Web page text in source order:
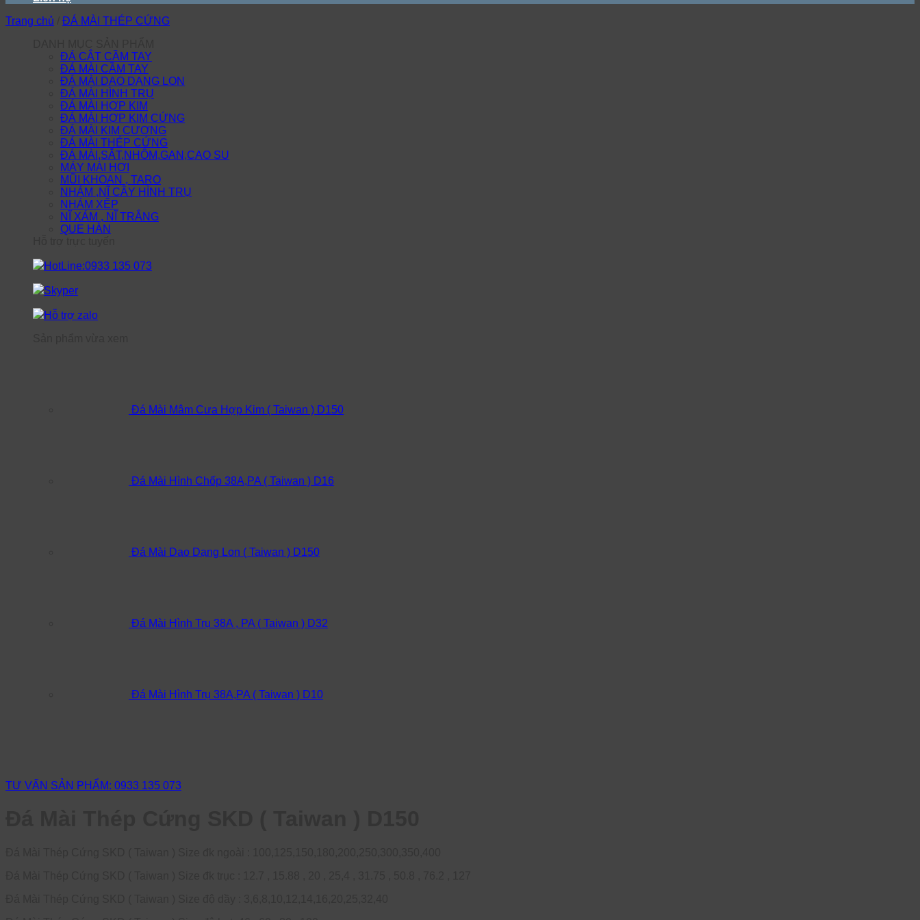
Trang chủ
ĐÁ MÀI THÉP CỨNG
ĐÁ CẮT CẦM TAY
ĐÁ MÀI CẦM TAY
ĐÁ MÀI DAO DẠNG LON
ĐÁ MÀI HÌNH TRỤ
ĐÁ MÀI HỢP KIM
ĐÁ MÀI HỢP KIM CỨNG
ĐÁ MÀI KIM CƯƠNG
ĐÁ MÀI THÉP CỨNG
ĐÁ MÀI,SẮT,NHÔM,GAN,CAO SU
MÁY MÀI HƠI
MŨI KHOAN , TARO
NHÁM ,NĨ CÂY HÌNH TRỤ
NHÁM XẾP
NĨ XÁM , NĨ TRẮNG
QUE HÀN
HotLine:0933 135 073
Skyper
Hỗ trợ zalo
Đá Mài Mâm Cưa Hợp Kim ( Taiwan ) D150
Đá Mài Hình Chốp 38A,PA ( Taiwan ) D16
Đá Mài Dao Dạng Lon ( Taiwan ) D150
Đá Mài Hình Trụ 38A , PA ( Taiwan ) D32
Đá Mài Hình Trụ 38A,PA ( Taiwan ) D10
TƯ VẤN SẢN PHẨM: 0933 135 073